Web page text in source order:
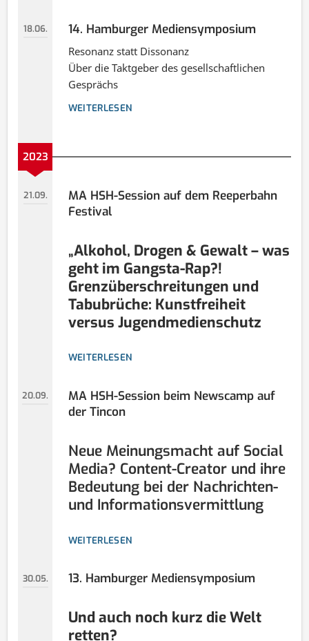
18.06. 14. Hamburger Mediensymposium
Resonanz statt Dissonanz
Über die Taktgeber des gesellschaftlichen
Gesprächs
WEITERLESEN
2023
21.09.
MA HSH-Session auf dem Reeperbahn
Festival
„Alkohol, Drogen & Gewalt – was
geht im Gangsta-Rap?!
Grenzüberschreitungen und
Tabubrüche: Kunstfreiheit
versus Jugendmedienschutz
WEITERLESEN
20.09.
MA HSH-Session beim Newscamp auf
der Tincon
Neue Meinungsmacht auf Social
Media? Content-Creator und ihre
Bedeutung bei der Nachrichten-
und Informationsvermittlung
WEITERLESEN
30.05. 13. Hamburger Mediensymposium
Und auch noch kurz die Welt
retten?